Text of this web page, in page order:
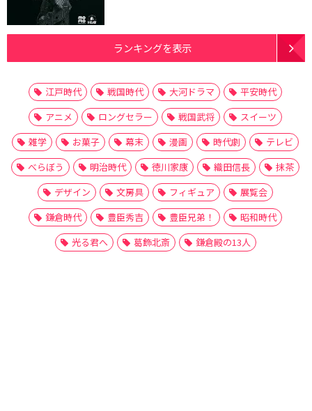
ランキングを表示
江戸時代 戦国時代 大河ドラマ
平安時代
アニメ
ロングセラー 戦国武将
スイーツ
雑学
お菓子 幕末 漫画 時代劇
テレビ
べらぼう
明治時代 徳川家康 織田信長
抹茶
デザイン
文房具 フィギュア
展覧会
鎌倉時代
豊臣秀吉 豊臣兄弟！
昭和時代
光る君へ
葛飾北斎 鎌倉殿の13人